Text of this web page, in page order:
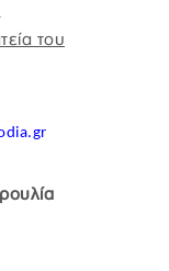
του